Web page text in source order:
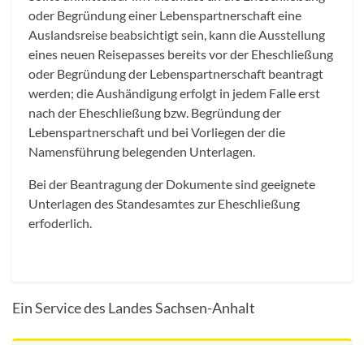
oder Begründung einer Lebenspartnerschaft eine
Auslandsreise beabsichtigt sein, kann die Ausstellung
eines neuen Reisepasses bereits vor der Eheschließung
oder Begründung der Lebenspartnerschaft beantragt
werden; die Aushändigung erfolgt in jedem Falle erst
nach der Eheschließung bzw. Begründung der
Lebenspartnerschaft und bei Vorliegen der die
Namensführung belegenden Unterlagen.
Bei der Beantragung der Dokumente sind geeignete
Unterlagen des Standesamtes zur Eheschließung
erfoderlich.
Ein Service des Landes Sachsen-Anhalt